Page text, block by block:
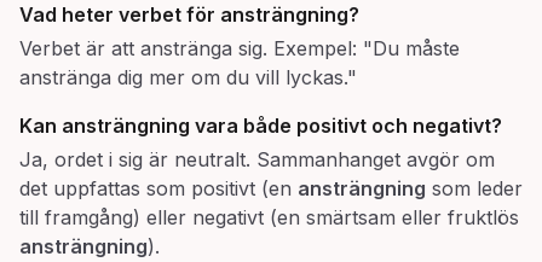
Vad heter verbet för ansträngning?
Verbet är att anstränga sig. Exempel: "Du måste
anstränga dig mer om du vill lyckas."
Kan ansträngning vara både positivt och negativt?
Ja, ordet i sig är neutralt. Sammanhanget avgör om
det uppfattas som positivt (en ansträngning som leder
till framgång) eller negativt (en smärtsam eller fruktlös
ansträngning).